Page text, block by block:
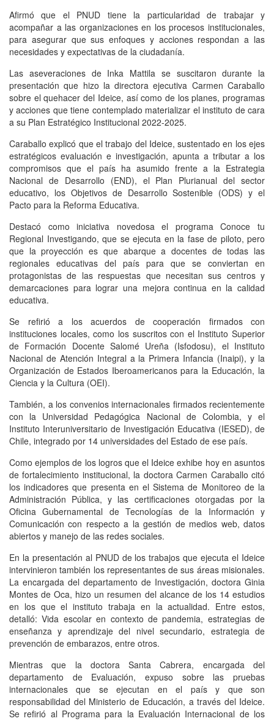
Afirmó que el PNUD tiene la particularidad de trabajar y
acompañar a las organizaciones en los procesos institucionales,
para asegurar que sus enfoques y acciones respondan a las
necesidades y expectativas de la ciudadanía.
Las aseveraciones de Inka Mattila se suscitaron durante la
presentación que hizo la directora ejecutiva Carmen Caraballo
sobre el quehacer del Ideice, así como de los planes, programas
y acciones que tiene contemplado materializar el instituto de cara
a su Plan Estratégico Institucional 2022-2025.
Caraballo explicó que el trabajo del Ideice, sustentado en los ejes
estratégicos evaluación e investigación, apunta a tributar a los
compromisos que el país ha asumido frente a la Estrategia
Nacional de Desarrollo (END), el Plan Plurianual del sector
educativo, los Objetivos de Desarrollo Sostenible (ODS) y el
Pacto para la Reforma Educativa.
Destacó como iniciativa novedosa el programa Conoce tu
Regional Investigando, que se ejecuta en la fase de piloto, pero
que la proyección es que abarque a docentes de todas las
regionales educativas del país para que se conviertan en
protagonistas de las respuestas que necesitan sus centros y
demarcaciones para lograr una mejora continua en la calidad
educativa.
Se refirió a los acuerdos de cooperación firmados con
instituciones locales, como los suscritos con el Instituto Superior
de Formación Docente Salomé Ureña (Isfodosu), el Instituto
Nacional de Atención Integral a la Primera Infancia (Inaipi), y la
Organización de Estados Iberoamericanos para la Educación, la
Ciencia y la Cultura (OEI).
También, a los convenios internacionales firmados recientemente
con la Universidad Pedagógica Nacional de Colombia, y el
Instituto Interuniversitario de Investigación Educativa (IESED), de
Chile, integrado por 14 universidades del Estado de ese país.
Como ejemplos de los logros que el Ideice exhibe hoy en asuntos
de fortalecimiento institucional, la doctora Carmen Caraballo citó
los indicadores que presenta en el Sistema de Monitoreo de la
Administración Pública, y las certificaciones otorgadas por la
Oficina Gubernamental de Tecnologías de la Información y
Comunicación con respecto a la gestión de medios web, datos
abiertos y manejo de las redes sociales.
En la presentación al PNUD de los trabajos que ejecuta el Ideice
intervinieron también los representantes de sus áreas misionales.
La encargada del departamento de Investigación, doctora Ginia
Montes de Oca, hizo un resumen del alcance de los 14 estudios
en los que el instituto trabaja en la actualidad. Entre estos,
detalló: Vida escolar en contexto de pandemia, estrategias de
enseñanza y aprendizaje del nivel secundario, estrategia de
prevención de embarazos, entre otros.
Mientras que la doctora Santa Cabrera, encargada del
departamento de Evaluación, expuso sobre las pruebas
internacionales que se ejecutan en el país y que son
responsabilidad del Ministerio de Educación, a través del Ideice.
Se refirió al Programa para la Evaluación Internacional de los